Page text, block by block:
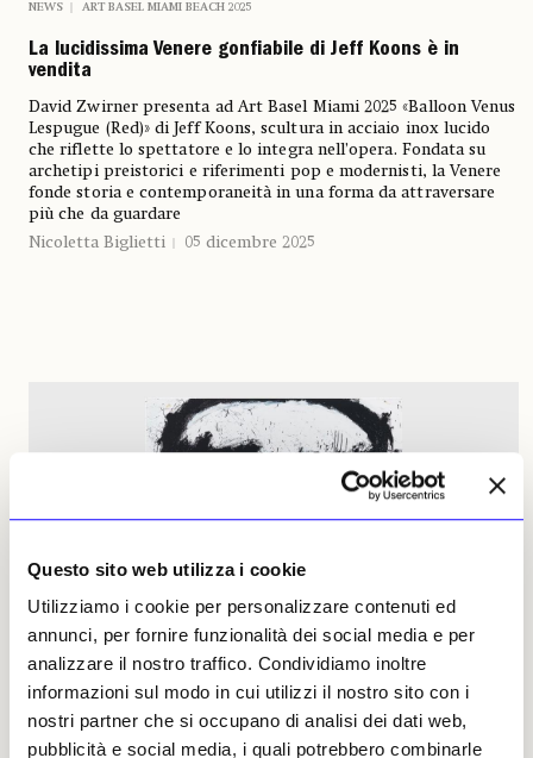
Questo sito web utilizza i cookie
Utilizziamo i cookie per personalizzare contenuti ed
annunci, per fornire funzionalità dei social media e per
analizzare il nostro traffico. Condividiamo inoltre
informazioni sul modo in cui utilizzi il nostro sito con i
nostri partner che si occupano di analisi dei dati web,
pubblicità e social media, i quali potrebbero combinarle
NEWS ART BASEL MIAMI BEACH 2025
La lucidissima Venere gonfiabile di Jeff Koons è in
vendita
David Zwirner presenta ad Art Basel Miami 2025 «Balloon Venus
Lespugue (Red)» di Jeff Koons, scultura in acciaio inox lucido
che riflette lo spettatore e lo integra nell’opera. Fondata su
archetipi preistorici e riferimenti pop e modernisti, la Venere
fonde storia e contemporaneità in una forma da attraversare
più che da guardare
Nicoletta Biglietti
05 dicembre 2025
NEWS ANTICIPAZIONI